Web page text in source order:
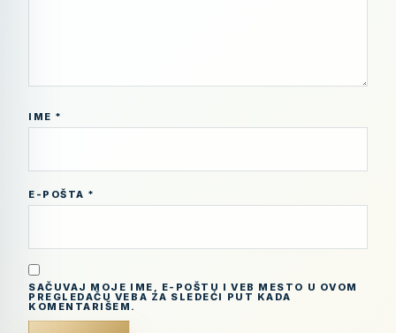
IME *
E-POŠTA *
SAČUVAJ MOJE IME, E-POŠTU I VEB MESTO U OVOM
PREGLEDAČU VEBA ZA SLEDEĆI PUT KADA
KOMENTARIŠEM.